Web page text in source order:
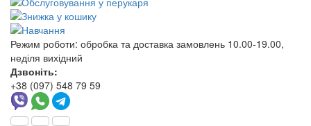
Режим роботи: обробка та доставка замовлень 10.00-19.00,
неділя вихідний
Дзвоніть:
+38 (097) 548 79 59